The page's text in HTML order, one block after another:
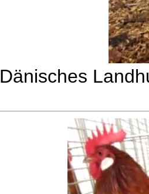
Dänisches